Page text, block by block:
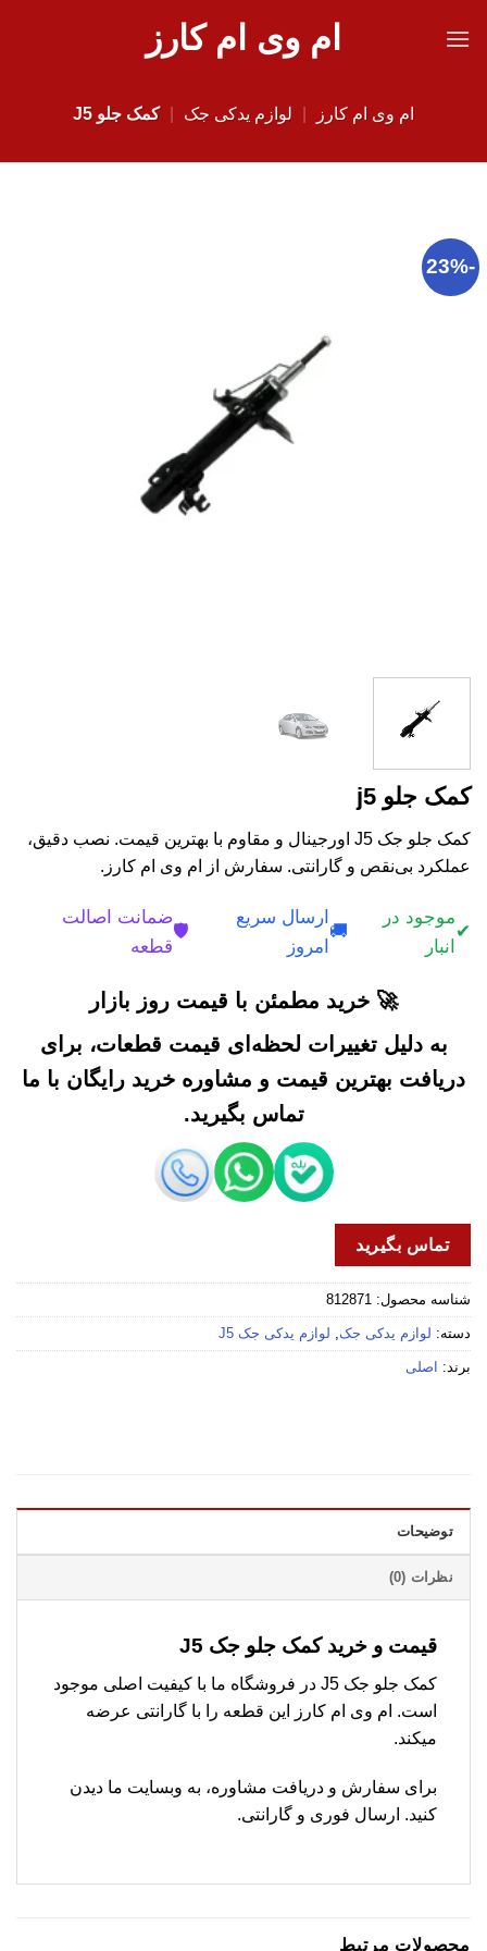
ام وی ام کارز
ام وی ام کارز لوازم یدکی جک کمک جلو J5
-23%
کمک جلو j5
کمک جلو جک J5 اورجینال و مقاوم با بهترین قیمت. نصب دقیق،
عملکرد بی‌نقص و گارانتی. سفارش از ام وی ام کارز.
✔
موجود در
انبار
🚚
ارسال سریع
امروز
🛡️
ضمانت اصالت
قطعه
🚀 خرید مطمئن با قیمت روز بازار
به دلیل تغییرات لحظه‌ای قیمت قطعات، برای
دریافت بهترین قیمت و مشاوره خرید رایگان با ما
تماس بگیرید.
تماس بگیرید
شناسه محصول: 812871
دسته: لوازم یدکی جک, لوازم یدکی جک J5
برند: اصلی
توضیحات
نظرات (0)
قیمت و خرید کمک جلو جک J5
کمک جلو جک J5 در فروشگاه ما با کیفیت اصلی موجود
است. ام وی ام کارز این قطعه را با گارانتی عرضه
میکند.
برای سفارش و دریافت مشاوره، به وبسایت ما دیدن
کنید. ارسال فوری و گارانتی.
محصولات مرتبط